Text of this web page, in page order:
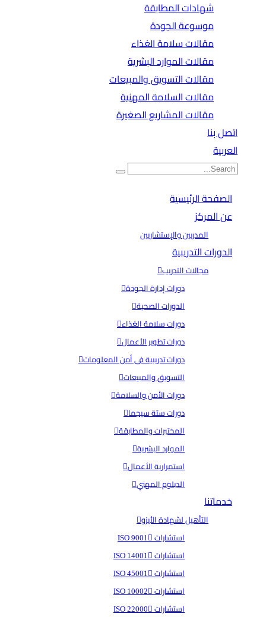
شهادات المطابقة
موسوعة الجودة
مقالات سلامة الغذاء
مقالات الموارد البشرية
مقالات التسويق والمبيعات
مقالات السلامة المهنية
مقالات المشاريع الصغيرة
اتصل بنا
العربية
الصفحة الرئيسية
عن المركز
المدربين والإستشاريين
الدورات التدريبية
مجالات التدريب
دورات إدارة الجودة
الدورات الصحية
دورات سلامة الغذاء
دورات تطوير الأعمال
دورات تدريبية فى أمن المعلومات
التسويق والمبيعات
دورات الأمن والسلامة
دورات ستة سيجما
المختبرات والمطابقة
الموارد البشرية
استمرارية الأعمال
الدبلوم المهني
خدماتنا
التأهيل لشهادة الأيزو
استشارات ISO 9001
استشارات ISO 14001
استشارات ISO 45001
استشارات ISO 10002
استشارات ISO 22000